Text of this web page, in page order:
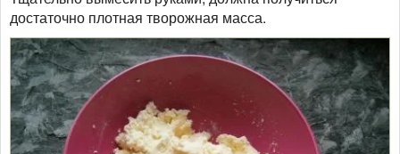
достаточно плотная творожная масса.